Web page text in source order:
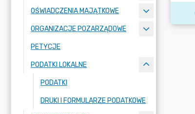
OŚWIADCZENIA MAJĄTKOWE
ORGANIZACJE POZARZĄDOWE
PETYCJE
PODATKI LOKALNE
PODATKI
DRUKI I FORMULARZE PODATKOWE